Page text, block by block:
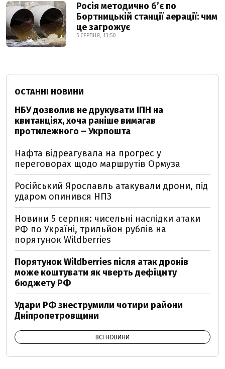
Росія методично б’є по
Бортницькій станції аерації: чим
це загрожує
5 СЕРПНЯ, 13:50
ОСТАННІ НОВИНИ
НБУ дозволив не друкувати ІПН на
квитанціях, хоча раніше вимагав
протилежного – Укрпошта
Нафта відреагувала на прогрес у
переговорах щодо маршрутів Ормуза
Російський Ярославль атакували дрони, під
ударом опинився НПЗ
Новини 5 серпня: чисельні наслідки атаки
РФ по Україні, трильйон рублів на
порятунок Wildberries
Порятунок Wildberries після атак дронів
може коштувати як чверть дефіциту
бюджету РФ
Удари РФ знеструмили чотири райони
Дніпропетровщини
ВСІ НОВИНИ